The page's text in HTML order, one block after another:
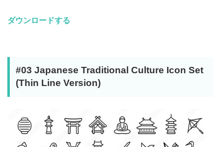
ダウンロードする
#03 Japanese Traditional Culture Icon Set
(Thin Line Version)